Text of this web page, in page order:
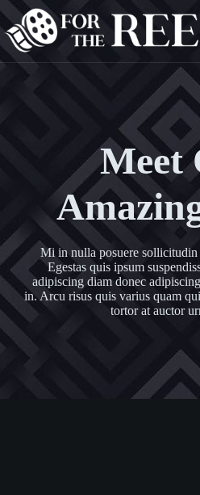
Meet
Mi in nulla posuere sollicitudin
Egestas quis ipsum
adipiscing diam donec
in. Arcu risus quis varius quam
tortor at auctor